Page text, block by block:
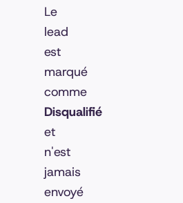
Le
lead
est
marqué
comme
Disqualifié
et
n'est
jamais
envoyé